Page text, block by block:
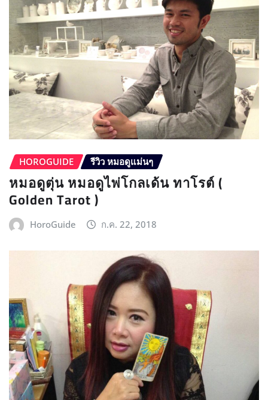
HOROGUIDE รีวิว หมอดูแม่นๆ
หมอดูตุ่น หมอดูไพ่โกลเด้น ทาโรต์ (
Golden Tarot )
HoroGuide ก.ค. 22, 2018